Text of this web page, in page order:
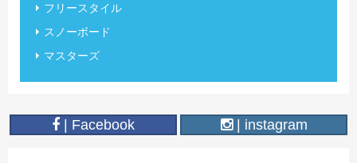
フリースタイル
スノーボード
マスターズ
| Facebook | instagram